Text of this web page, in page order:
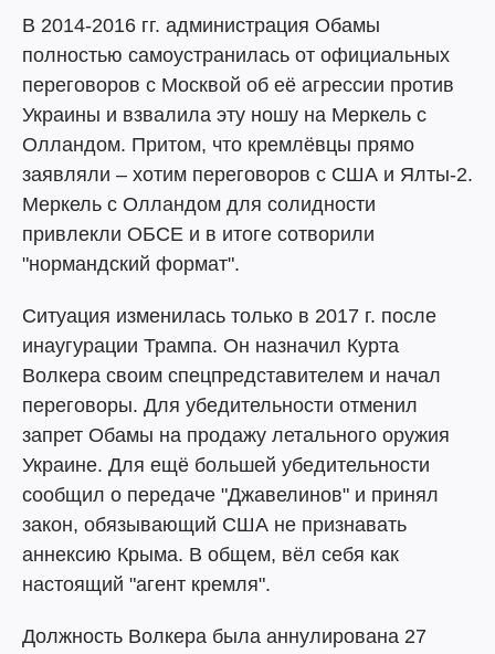
В 2014-2016 гг. администрация Обамы
полностью самоустранилась от официальных
переговоров с Москвой об её агрессии против
Украины и взвалила эту ношу на Меркель с
Олландом. Притом, что кремлёвцы прямо
заявляли – хотим переговоров с США и Ялты-2.
Меркель с Олландом для солидности
привлекли ОБСЕ и в итоге сотворили
"нормандский формат".
Ситуация изменилась только в 2017 г. после
инаугурации Трампа. Он назначил Курта
Волкера своим спецпредставителем и начал
переговоры. Для убедительности отменил
запрет Обамы на продажу летального оружия
Украине. Для ещё большей убедительности
сообщил о передаче "Джавелинов" и принял
закон, обязывающий США не признавать
аннексию Крыма. В общем, вёл себя как
настоящий "агент кремля".
Должность Волкера была аннулирована 27